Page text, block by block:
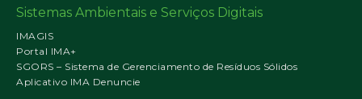
Sistemas Ambientais e Serviços Digitais
IMAGIS
Portal IMA+
SGORS – Sistema de Gerenciamento de Resíduos Sólidos
Aplicativo IMA Denuncie